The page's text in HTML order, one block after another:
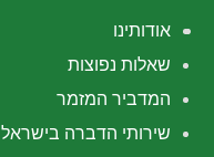
אודותינו
שאלות נפוצות
המדביר המזמר
שירותי הדברה בישראל